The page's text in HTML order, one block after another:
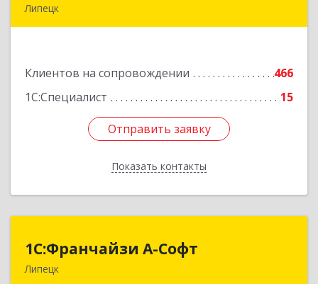
Липецк
Клиентов на сопровождении
466
1С:Специалист
15
Отправить заявку
Показать контакты
Подробнее
Отправить заявку
Назад
1С:Франчайзи А-Софт
Липецк
1С:Франчайзи А-Софт
398059, Липецкая обл, Липецк г, Фрунзе ул,